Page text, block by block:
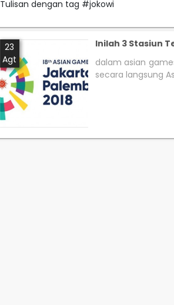
Tulisan dengan tag #jokowi
23
Agt
lnilah 3 Stasiun
dalam asian
secara langsung